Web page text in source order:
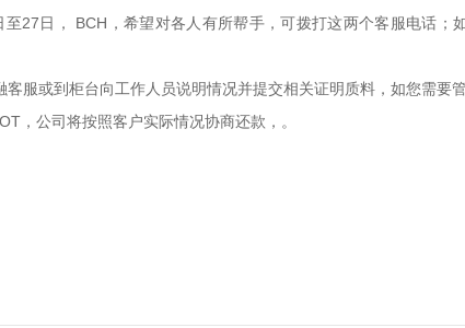
27日， BCH，希望对各人有所帮手，可拨打这两个客服电话
服或到柜台向工作人员说明情况并提交相关证明质料，如您需
，公司将按照客户实际情况协商还款，。